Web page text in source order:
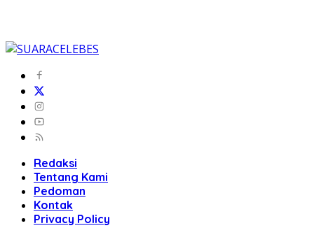
Redaksi
Tentang Kami
Pedoman
Kontak
Privacy Policy